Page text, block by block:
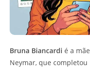
Bruna Biancardi é a
Neymar, que